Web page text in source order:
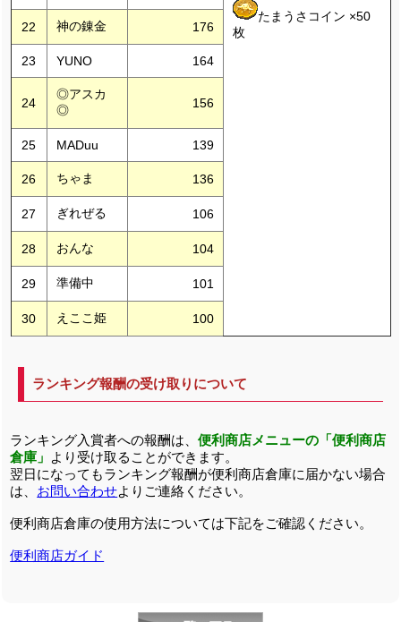
たまうさコイン ×50
枚
22 神の錬金 176
23 YUNO 164
24
◎アスカ
◎
156
25 MADuu 139
26 ちゃま 136
27 ぎれぜる 106
28 おんな 104
29 準備中 101
30 えここ姫 100
ランキング報酬の受け取りについて
ランキング入賞者への報酬は、便利商店メニューの「便利商店
倉庫」 より受け取ることができます。
翌日になってもランキング報酬が便利商店倉庫に届かない場合
は、 お問い合わせよりご連絡ください。
便利商店倉庫の使用方法については下記をご確認ください。
便利商店ガイド